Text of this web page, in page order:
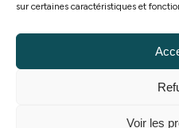
sur certaines caractéristiques et
Voir les
BE
Conditions
Politique
Stratégie